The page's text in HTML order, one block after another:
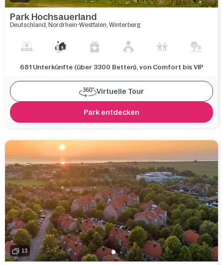
Park Hochsauerland
Deutschland Nordrhein-Westfalen Winterberg
681 Unterkünfte (über 3300 Betten), von Comfort bis VIP
Virtuelle Tour
Park entdecken
13